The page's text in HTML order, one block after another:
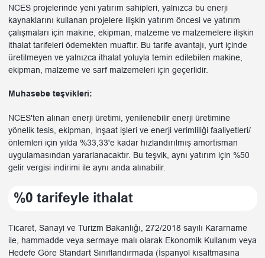
NCES projelerinde yeni yatırım sahipleri, yalnızca bu enerji
kaynaklarını kullanan projelere ilişkin yatırım öncesi ve yatırım
çalışmaları için makine, ekipman, malzeme ve malzemelere ilişkin
ithalat tarifeleri ödemekten muaftır. Bu tarife avantajı, yurt içinde
üretilmeyen ve yalnızca ithalat yoluyla temin edilebilen makine,
ekipman, malzeme ve sarf malzemeleri için geçerlidir.
Muhasebe teşvikleri:
NCES'ten alınan enerji üretimi, yenilenebilir enerji üretimine
yönelik tesis, ekipman, inşaat işleri ve enerji verimliliği faaliyetleri/
önlemleri için yılda %33,33'e kadar hızlandırılmış amortisman
uygulamasından yararlanacaktır. Bu teşvik, aynı yatırım için %50
gelir vergisi indirimi ile aynı anda alınabilir.
%0 tarifeyle ithalat
Ticaret, Sanayi ve Turizm Bakanlığı, 272/2018 sayılı Kararname
ile, hammadde veya sermaye malı olarak Ekonomik Kullanım veya
Hedefe Göre Standart Sınıflandırmada (İspanyol kısaltmasına